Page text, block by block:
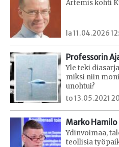
Artemis kohti
la 11.04.2026
Professorin
Yle teki
miksi niin
unohtui?
to 13.05.2021
Marko Hamilo
Ydinvoimaa,
teollisia